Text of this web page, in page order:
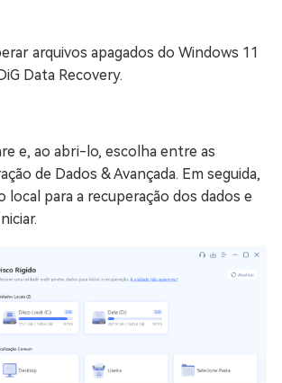
arquivos apagados do Windows 11
Data Recovery.
e, ao abri-lo, escolha entre as
de Dados & Avançada. Em seguida,
local para a recuperação dos dados e